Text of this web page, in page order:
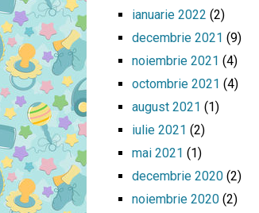
ianuarie 2022 (2)
decembrie 2021 (9)
noiembrie 2021 (4)
octombrie 2021 (4)
august 2021 (1)
iulie 2021 (2)
mai 2021 (1)
decembrie 2020 (2)
noiembrie 2020 (2)